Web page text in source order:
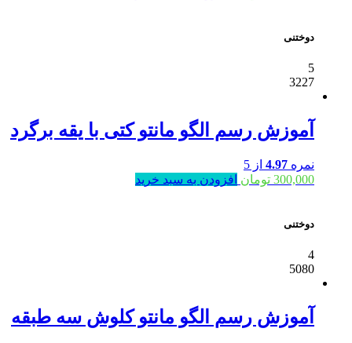
دوختنی
5
3227
آموزش رسم الگو مانتو کتی با یقه برگرد
نمره 4.97 از 5
300,000 تومان افزودن به سبد خرید
دوختنی
4
5080
آموزش رسم الگو مانتو کلوش سه طبقه